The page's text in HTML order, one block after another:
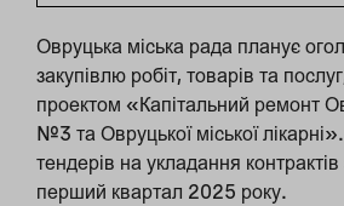
Овруцька міська рада планує
закупівлю робіт, товарів та
проектом «Капітальний ремонт
№3 та Овруцької міської
тендерів на укладання
перший квартал 2025 року.